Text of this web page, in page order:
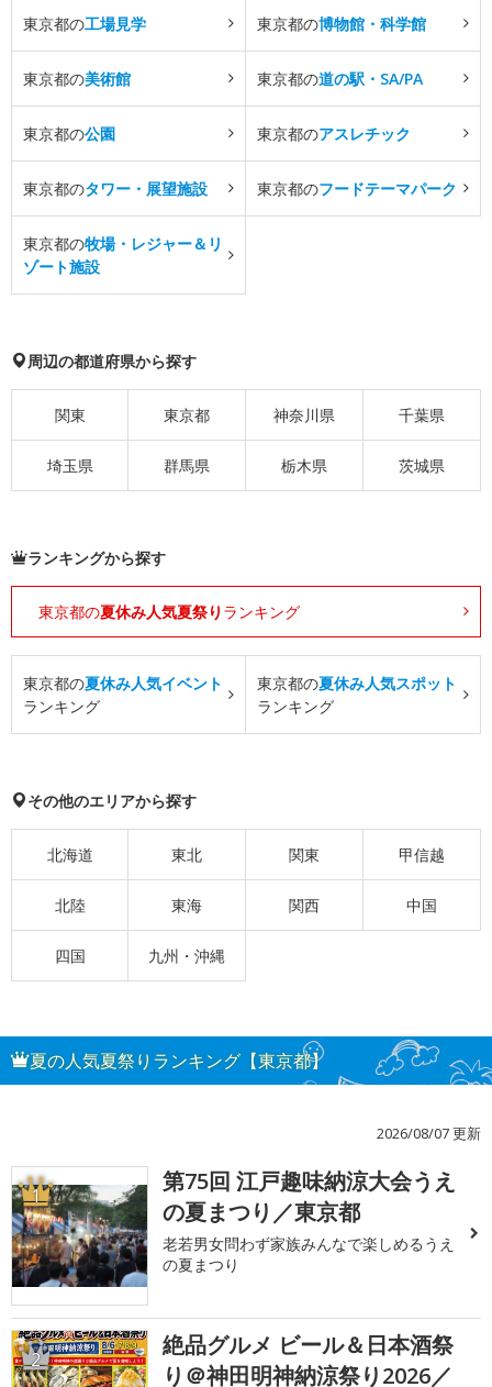
東京都の工場見学 東京都の博物館・科学館
東京都の美術館 東京都の道の駅・SA/PA
東京都の公園 東京都のアスレチック
東京都のタワー・展望施設 東京都のフードテーマパーク
東京都の牧場・レジャー＆リ
ゾート施設
周辺の都道府県から探す
関東 東京都 神奈川県 千葉県
埼玉県 群馬県 栃木県 茨城県
ランキングから探す
東京都の夏休み人気夏祭り ランキング
東京都の夏休み人気イベント
ランキング
東京都の夏休み人気スポット
ランキング
その他のエリアから探す
北海道 東北 関東 甲信越
北陸 東海 関西 中国
四国 九州・沖縄
夏の人気夏祭りランキング【東京都】
2026/08/07 更新
1
第75回 江戸趣味納涼大会うえ
の夏まつり／東京都
老若男女問わず家族みんなで楽しめるうえ
の夏まつり
2
絶品グルメ ビール＆日本酒祭
り＠神田明神納涼祭り2026／